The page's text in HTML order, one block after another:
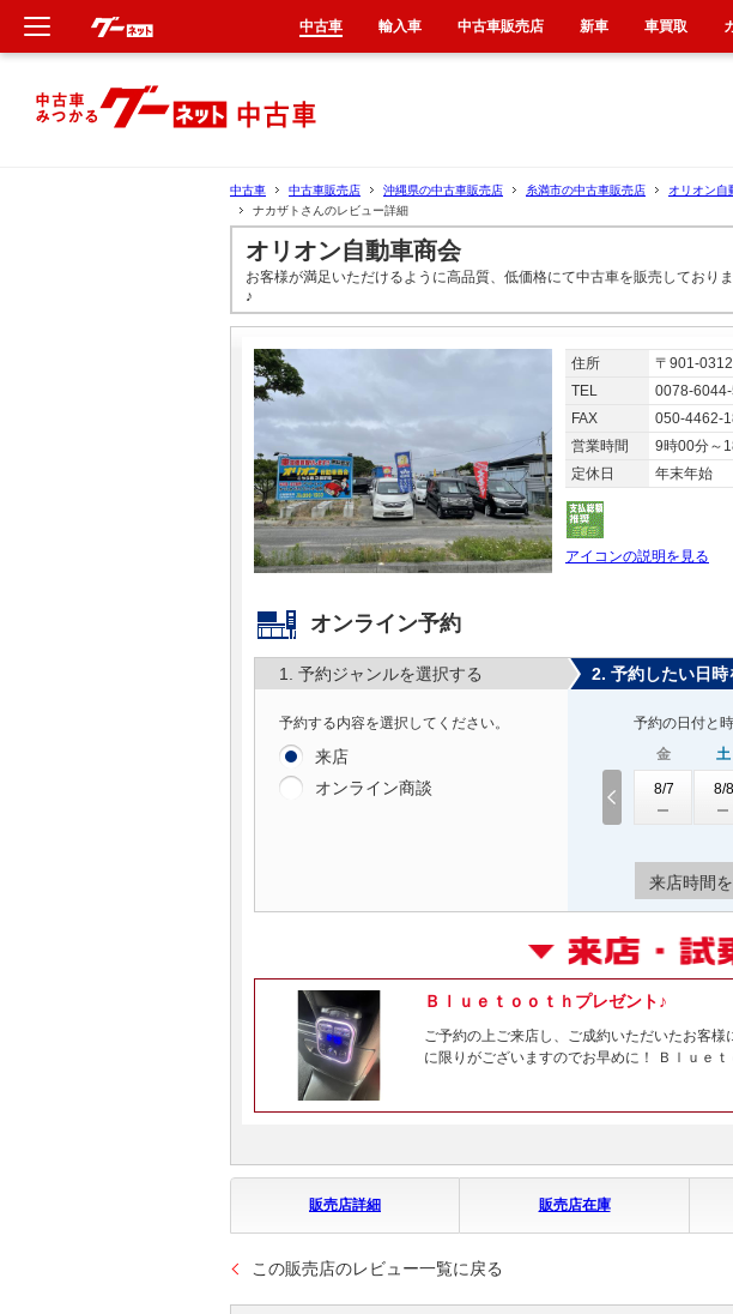
中古車 中古車販売店 沖縄県の中古車販売店 糸満市の中古車販売店 オリオン自
ナカザトさんのレビュー詳細
オリオン自動車商会
お客様が満足いただけるように高品質、低価格にて中古車を販売しており
♪
住所
〒901-
TEL
0078-
FAX
050-4462-
営業時間
9時00分～
定休日
年末年始
アイコンの説明を見る
オンライン予約
1. 予約ジャンルを選択する
予約する内容を選択してください。
来店
オンライン商談
2. 予約したい日時
予約の日付と
金
8/7
土
8/8
来店時間
Ｂｌｕｅｔｏｏｔｈプレゼント♪
ご予約の上ご来店し、ご成約いただいたお客
に限りがございますのでお早めに！ Ｂｌｕｅ
販売店詳細 販売店在庫
この販売店のレビュー一覧に戻る
中古車 輸入車 中古車販売店 新車 車買取
新車